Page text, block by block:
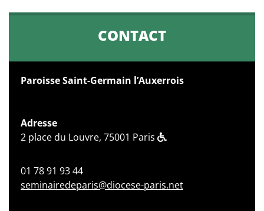
CONTACT
Paroisse Saint-Germain l’Auxerrois
Adresse
2 place du Louvre, 75001 Paris
01 78 91 93 44
seminairedeparis@diocese-paris.net